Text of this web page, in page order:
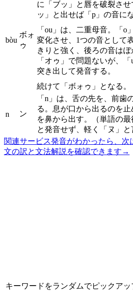
bòu
ボォ
ゥ
に「ブッ」と唇を破裂さ
ッ」と出せば「p」の音に
「ou」は、二重母音。「o
変化させ、1つの音として
きりと強く、後ろの音は
「オゥ」で問題ないが、
突き出して発音する。
続けて「ボォゥ」となる。
n ン
「n」は、舌の先を、前歯
る。息が口から出るのを
を鼻から出す。（単語の最
と発音せず、軽く「ヌ」と
関連サービス発音がわかったら、次
文の訳と文法解説を確認できます →
キーワードをランダムでピックアッ